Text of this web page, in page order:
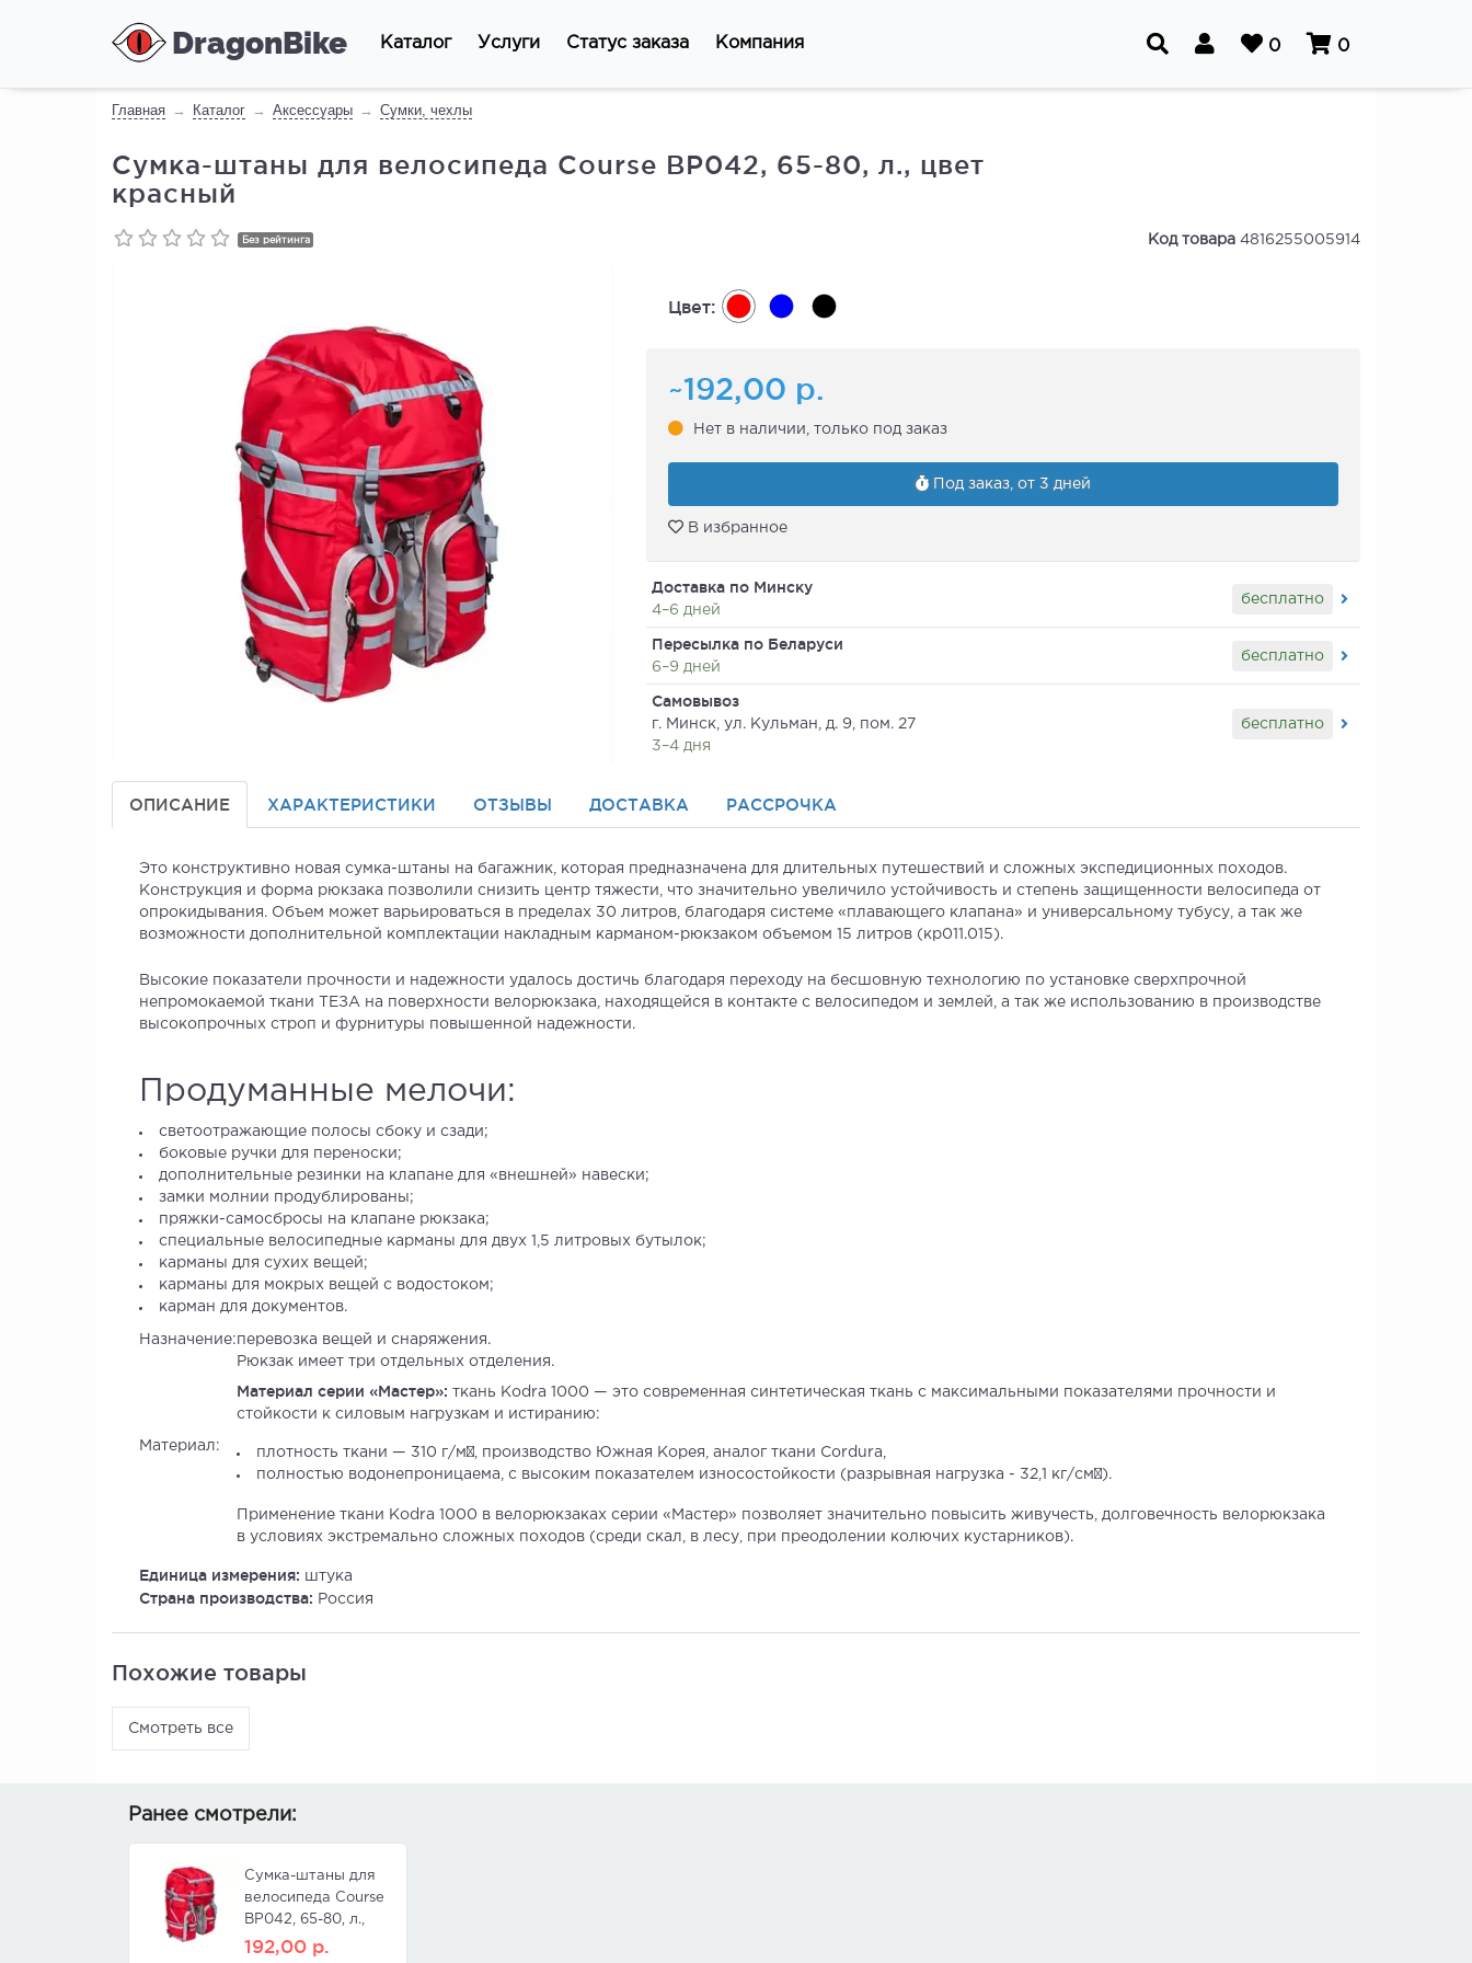
DragonBike 0 0
Каталог Услуги Статус заказа Компания
Главная Каталог Аксессуары Сумки, чехлы
Сумка-штаны для велосипеда Course ВР042, 65-80, л., цвет
красный
Код товара 4816255005914
Без рейтинга
Цвет:
~192,00 р.
Нет в наличии, только под заказ
Под заказ, от 3 дней
В избранное
Доставка по Минску
4–6 дней
бесплатно
Пересылка по Беларуси
6–9 дней
бесплатно
Самовывоз
г. Минск, ул. Кульман, д. 9, пом. 27
3–4 дня
бесплатно
ОПИСАНИЕ ХАРАКТЕРИСТИКИ ОТЗЫВЫ ДОСТАВКА РАССРОЧКА
Это конструктивно новая сумка-штаны на багажник, которая предназначена для длительных путешествий и сложных экспедиционных походов.
Конструкция и форма рюкзака позволили снизить центр тяжести, что значительно увеличило устойчивость и степень защищенности велосипеда от
опрокидывания. Объем может варьироваться в пределах 30 литров, благодаря системе «плавающего клапана» и универсальному тубусу, а так же
возможности дополнительной комплектации накладным карманом-рюкзаком объемом 15 литров (кр011.015).
Высокие показатели прочности и надежности удалось достичь благодаря переходу на бесшовную технологию по установке сверхпрочной
непромокаемой ткани ТЕЗА на поверхности велорюкзака, находящейся в контакте с велосипедом и землей, а так же использованию в производстве
высокопрочных строп и фурнитуры повышенной надежности.
Продуманные мелочи:
светоотражающие полосы сбоку и сзади;
боковые ручки для переноски;
дополнительные резинки на клапане для «внешней» навески;
замки молнии продублированы;
пряжки-самосбросы на клапане рюкзака;
специальные велосипедные карманы для двух 1,5 литровых бутылок;
карманы для сухих вещей;
карманы для мокрых вещей с водостоком;
карман для документов.
Назначение:перевозка вещей и снаряжения.
Рюкзак имеет три отдельных отделения.
Материал:
Материал серии «Мастер»: ткань Kodra 1000 — это современная синтетическая ткань с максимальными показателями прочности и
стойкости к силовым нагрузкам и истиранию:
плотность ткани — 310 г/м², производство Южная Корея, аналог ткани Cordura,
полностью водонепроницаема, с высоким показателем износостойкости (разрывная нагрузка - 32,1 кг/см²).
Применение ткани Kodra 1000 в велорюкзаках серии «Мастер» позволяет значительно повысить живучесть, долговечность велорюкзака
в условиях экстремально сложных походов (среди скал, в лесу, при преодолении колючих кустарников).
Единица измерения: штука
Страна производства: Россия
Похожие товары
Смотреть все
Ранее смотрели:
Сумка-штаны для
велосипеда Course
ВР042, 65-80, л.,
цвет красный
192,00 р.